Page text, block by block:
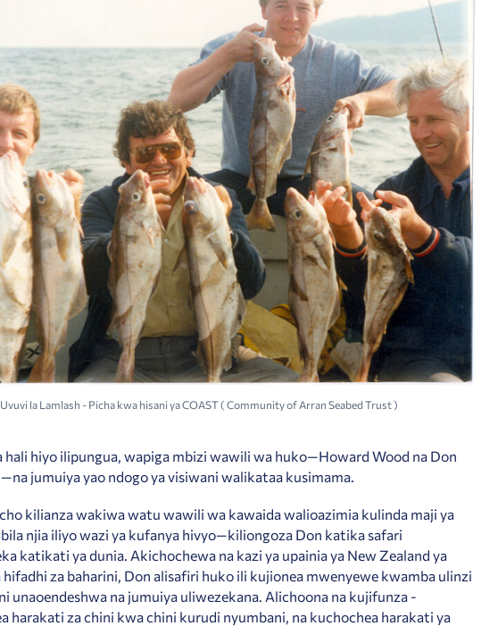
la Lamlash - Picha kwa hisani ya COAST ( Community of Arran Seabed Trust )
hali hiyo ilipungua, wapiga mbizi wawili wa huko—Howard Wood na Don
jumuiya yao ndogo ya visiwani walikataa kusimama.
kilianza wakiwa watu wawili wa kawaida walioazimia kulinda maji ya
njia iliyo wazi ya kufanya hivyo—kiliongoza Don katika safari
katikati ya dunia. Akichochewa na kazi ya upainia ya New Zealand ya
hifadhi za baharini, Don alisafiri huko ili kujionea mwenyewe kwamba ulinzi
unaoendeshwa na jumuiya uliwezekana. Alichoona na kujifunza -
harakati za chini kwa chini kurudi nyumbani, na kuchochea harakati ya